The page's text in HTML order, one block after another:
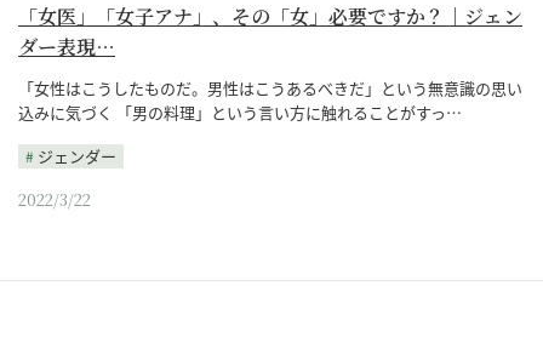
「女医」「女子アナ」、その「女」必要ですか？｜ジェン
ダー表現…
「女性はこうしたものだ。男性はこうあるべきだ」という無意識の思い
込みに気づく 「男の料理」という言い方に触れることがすっ…
ジェンダー
2022/3/22